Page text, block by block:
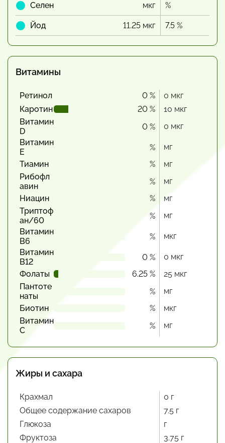
Селен мкг %
Йод 11.25 мкг 7.5 %
Витамины
Ретинол 0 %
0 мкг
Каротин
20 %
10 мкг
Витамин
D
0 %
0 мкг
Витамин
Е
%
мг
Тиамин
%
мг
Рибофл
авин
%
мг
Ниацин
%
мг
Триптоф
ан/60
%
мг
Витамин
В6
%
мкг
Витамин
В12
0 %
0 мкг
Фолаты
6.25 %
25 мкг
Пантоте
наты
%
мг
Биотин
%
мкг
Витамин
С
% мг
Жиры и сахара
Крахмал
0 г
Общее содержание сахаров
7.5 г
Глюкоза
г
Фруктоза
3.75 г